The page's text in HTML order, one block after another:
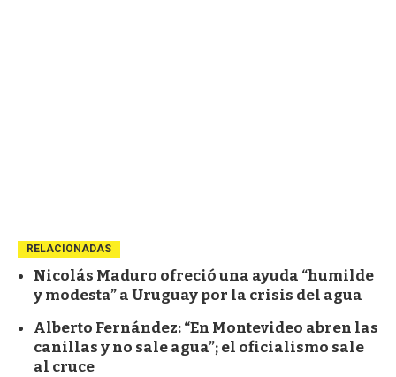
RELACIONADAS
Nicolás Maduro ofreció una ayuda “humilde
y modesta” a Uruguay por la crisis del agua
Alberto Fernández: “En Montevideo abren las
canillas y no sale agua”; el oficialismo sale
al cruce